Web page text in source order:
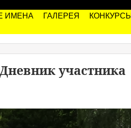
ИМЕНА ГАЛЕРЕЯ КОНКУРСЫ
участника